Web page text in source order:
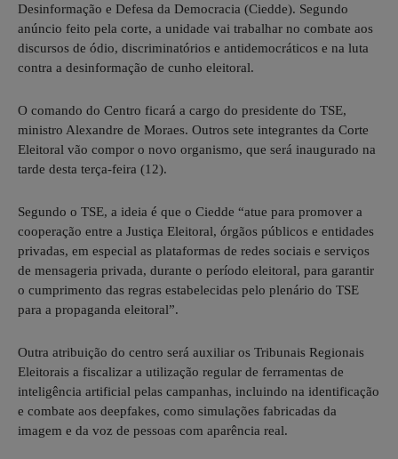
Desinformação e Defesa da Democracia (Ciedde). Segundo
anúncio feito pela corte, a unidade vai trabalhar no combate aos
discursos de ódio, discriminatórios e antidemocráticos e na luta
contra a desinformação de cunho eleitoral.
O comando do Centro ficará a cargo do presidente do TSE,
ministro Alexandre de Moraes. Outros sete integrantes da Corte
Eleitoral vão compor o novo organismo, que será inaugurado na
tarde desta terça-feira (12).
Segundo o TSE, a ideia é que o Ciedde “atue para promover a
cooperação entre a Justiça Eleitoral, órgãos públicos e entidades
privadas, em especial as plataformas de redes sociais e serviços
de mensageria privada, durante o período eleitoral, para garantir
o cumprimento das regras estabelecidas pelo plenário do TSE
para a propaganda eleitoral”.
Outra atribuição do centro será auxiliar os Tribunais Regionais
Eleitorais a fiscalizar a utilização regular de ferramentas de
inteligência artificial pelas campanhas, incluindo na identificação
e combate aos deepfakes, como simulações fabricadas da
imagem e da voz de pessoas com aparência real.